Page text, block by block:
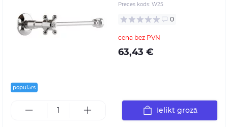
populārs
Preces kods: W25
0
cena bez PVN
63,43 €
Ielikt grozā